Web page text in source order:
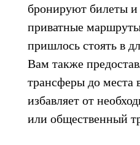
бронируют билеты и
приватные
пришлось стоять в
Вам также
трансферы до места
избавляет от
или общественный